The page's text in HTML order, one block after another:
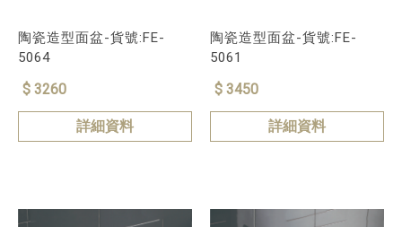
陶瓷造型面盆-貨號:FE-
5064
$ 3260
詳細資料
陶瓷造型面盆-貨號:FE-
5061
$ 3450
詳細資料